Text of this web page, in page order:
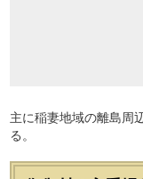
主に稲妻地域の離島周
る。